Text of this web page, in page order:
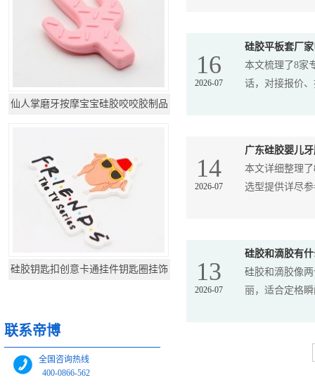
16
2026-07
硅胶平板套厂
本文梳理了8家
话，对接报价
14
2026-07
广东硅胶婴儿
本文详细整理
选型提供详尽
13
2026-07
硅胶和滴胶有
硅胶和滴胶像
丽，适合定格
仙人掌磨牙按摩宝宝硅胶咬咬胶制品
硅胶钥匙扣创意卡通挂件钥匙圈挂饰
联系帝博
全国咨询热线
400-0866-562